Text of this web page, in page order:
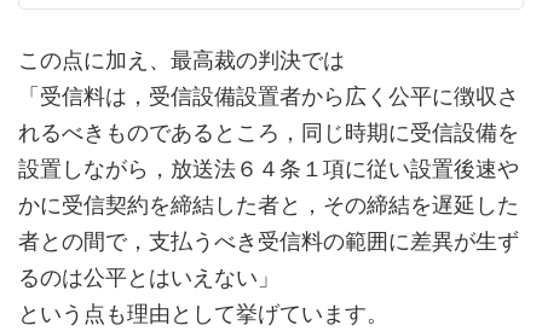
この点に加え、最高裁の判決では
「受信料は，受信設備設置者から広く公平に徴収さ
れるべきものであるところ，同じ時期に受信設備を
設置しながら，放送法６４条１項に従い設置後速や
かに受信契約を締結した者と，その締結を遅延した
者との間で，支払うべき受信料の範囲に差異が生ず
るのは公平とはいえない」
という点も理由として挙げています。